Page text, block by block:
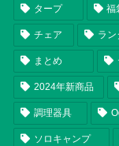
タープ 福
チェア ラン
まとめ
2024年新商品
調理器具
ソロキャンプ